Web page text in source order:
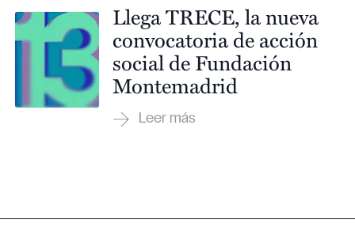
Llega TRECE, la nueva
convocatoria de acción
social de Fundación
Montemadrid